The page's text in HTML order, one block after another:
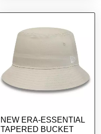
NEW ERA-ESSENTIAL
TAPERED BUCKET